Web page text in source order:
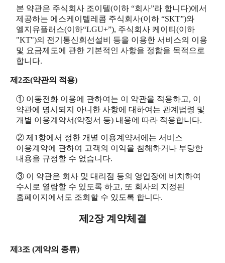
본 약관은 주식회사 조이텔(이하 “회사”라 합니다)에서
제공하는 에스케이텔레콤 주식회사(이하 “SKT”)와
엘지유플러스(이하“LGU+”), 주식회사 케이티(이하
"KT")의 전기통신회선설비 등을 이용한 서비스의 이용
및 요금제도에 관한 기본적인 사항을 정함을 목적으로
합니다.
제2조(약관의 적용)
① 이동전화 이용에 관하여는 이 약관을 적용하고, 이
약관에 명시되지 아니한 사항에 대하여는 관계법령 및
개별 이용계약서(약정서 등) 내용에 따라 적용합니다.
② 제1항에서 정한 개별 이용계약서에는 서비스
이용계약에 관하여 고객의 이익을 침해하거나 부당한
내용을 규정할 수 없습니다.
③ 이 약관은 회사 및 대리점 등의 영업장에 비치하여
수시로 열람할 수 있도록 하고, 또 회사의 지정된
홈페이지에서도 조회할 수 있도록 합니다.
제2장 계약체결
제3조 (계약의 종류)